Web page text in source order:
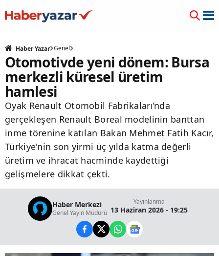
Haber Yazar Genel
Otomotivde yeni dönem: Bursa
merkezli küresel üretim
hamlesi
Oyak Renault Otomobil Fabrikaları’nda
gerçekleşen Renault Boreal modelinin banttan
inme törenine katılan Bakan Mehmet Fatih Kacır,
Türkiye'nin son yirmi üç yılda katma değerli
üretim ve ihracat hacminde kaydettiği
gelişmelere dikkat çekti.
Haber Merkezi
Genel Yayın Müdürü
Yayınlanma
13 Haziran 2026 - 19:25